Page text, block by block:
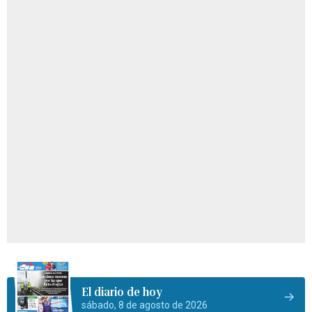
El diario de hoy
sábado, 8 de agosto de 2026